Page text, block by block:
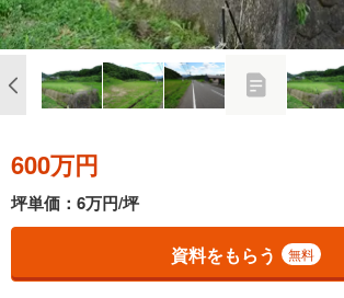
600万円
坪単価：6万円/坪
資料をもらう 無料